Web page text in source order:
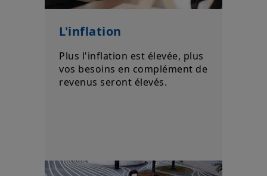
L'inflation
Plus l'inflation est élevée, plus
vos besoins en complément de
revenus seront élevés.